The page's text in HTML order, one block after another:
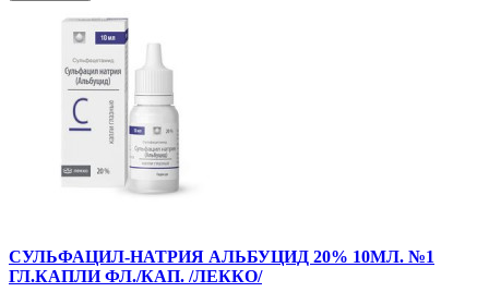
СУЛЬФАЦИЛ-НАТРИЯ АЛЬБУЦИД 20% 10МЛ. №1
ГЛ.КАПЛИ ФЛ./КАП. /ЛЕККО/